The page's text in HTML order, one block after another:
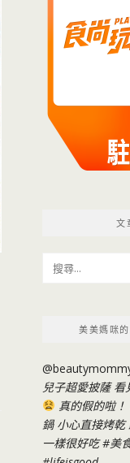
文
尋
美美媽咪
兒子超愛披薩 看
真的假的啦
鍋 小心直接烤乾
一樣很好吃#美